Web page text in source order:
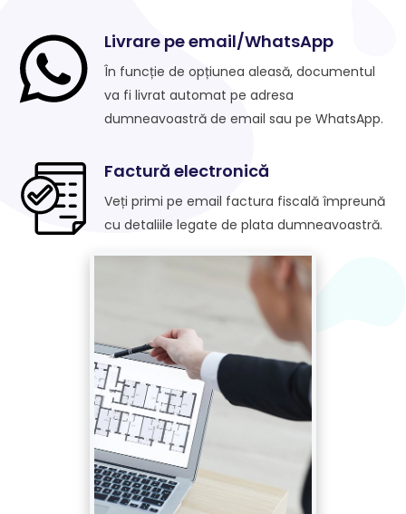
Livrare pe email/WhatsApp
În funcție de opțiunea aleasă, documentul
va fi livrat automat pe adresa
dumneavoastră de email sau pe WhatsApp.
Factură electronică
Veți primi pe email factura fiscală împreună
cu detaliile legate de plata dumneavoastră.